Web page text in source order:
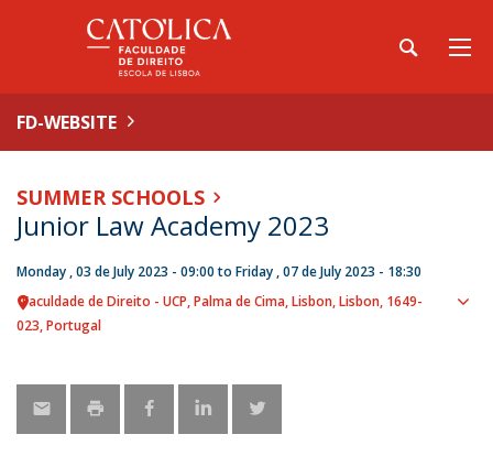
FD-WEBSITE
SUMMER SCHOOLS
Junior Law Academy 2023
Monday , 03 de July 2023 - 09:00to Friday , 07 de July 2023 - 18:30
Faculdade de Direito - UCP Palma de Cima Lisbon Lisbon 1649-
023 Portugal